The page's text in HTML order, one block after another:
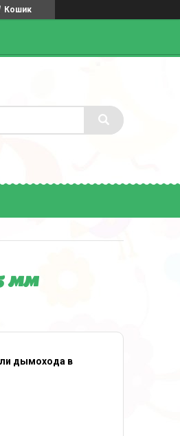
Кошик
мм
дымохода в